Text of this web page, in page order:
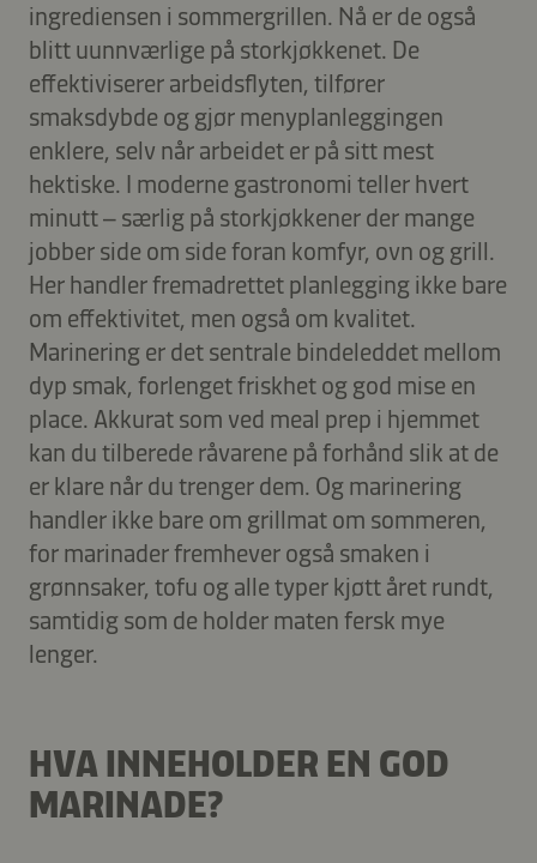
ingrediensen i sommergrillen. Nå er de også
blitt uunnværlige på storkjøkkenet. De
effektiviserer arbeidsflyten, tilfører
smaksdybde og gjør menyplanleggingen
enklere, selv når arbeidet er på sitt mest
hektiske. I moderne gastronomi teller hvert
minutt – særlig på storkjøkkener der mange
jobber side om side foran komfyr, ovn og grill.
Her handler fremadrettet planlegging ikke bare
om effektivitet, men også om kvalitet.
Marinering er det sentrale bindeleddet mellom
dyp smak, forlenget friskhet og god mise en
place. Akkurat som ved meal prep i hjemmet
kan du tilberede råvarene på forhånd slik at de
er klare når du trenger dem. Og marinering
handler ikke bare om grillmat om sommeren,
for marinader fremhever også smaken i
grønnsaker, tofu og alle typer kjøtt året rundt,
samtidig som de holder maten fersk mye
lenger.
HVA INNEHOLDER EN GOD
MARINADE?